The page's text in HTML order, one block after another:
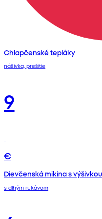
Chlapčenské tepláky
nášivka, prešitie
9
€
Dievčenská mikina s výšivkou
s dlhým rukávom